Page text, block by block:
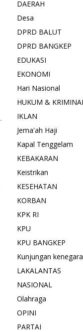
DAERAH
Desa
DPRD BALUT
DPRD BANGKEP
EDUKASI
EKONOMI
Hari Nasional
HUKUM &
IKLAN
Jema'ah Haji
Kapal Tenggelam
KEBAKARAN
Keistrikan
KESEHATAN
KORBAN
KPK RI
KPU
KPU BANGKEP
Kunjungan
LAKALANTAS
NASIONAL
Olahraga
OPINI
PARTAI